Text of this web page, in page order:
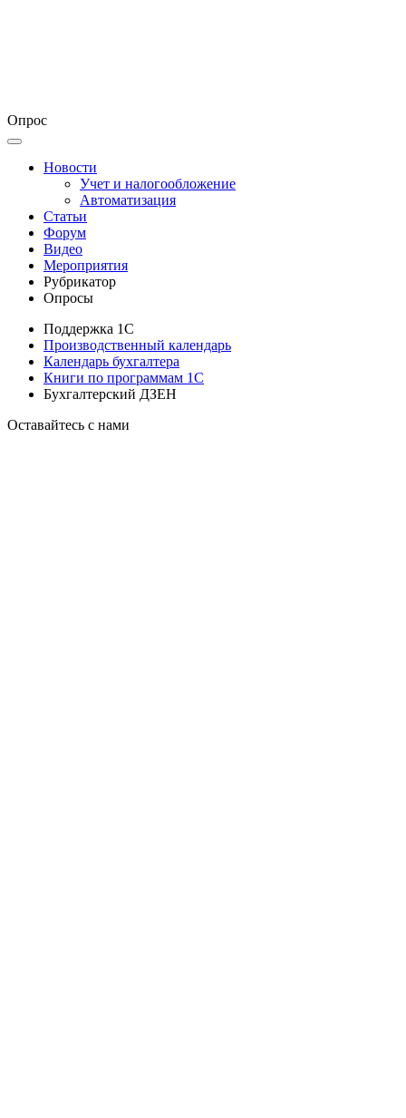
Опрос
Новости
Учет и налогообложение
Автоматизация
Статьи
Форум
Видео
Мероприятия
Рубрикатор
Опросы
Поддержка 1С
Производственный календарь
Календарь бухгалтера
Книги по программам 1С
Бухгалтерский ДЗЕН
Оставайтесь с нами